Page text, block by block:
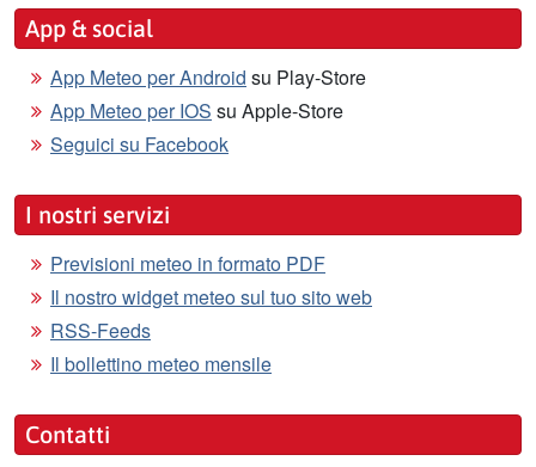
App & social
App Meteo per Android su Play-Store
App Meteo per IOS su Apple-Store
Seguici su Facebook
I nostri servizi
Previsioni meteo in formato PDF
Il nostro widget meteo sul tuo sito web
RSS-Feeds
Il bollettino meteo mensile
Contatti